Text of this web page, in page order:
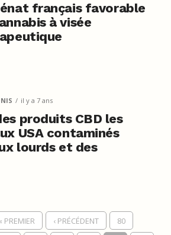
français favorable
à visée
il y a 7 ans
produits CBD les
USA contaminés
lourds et des
PREMIER ‹ PRÉCÉDENT
80